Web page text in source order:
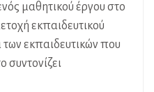
μαθητικού έργου στο
εκπαιδευτικού
εκπαιδευτικών που
συντονίζει